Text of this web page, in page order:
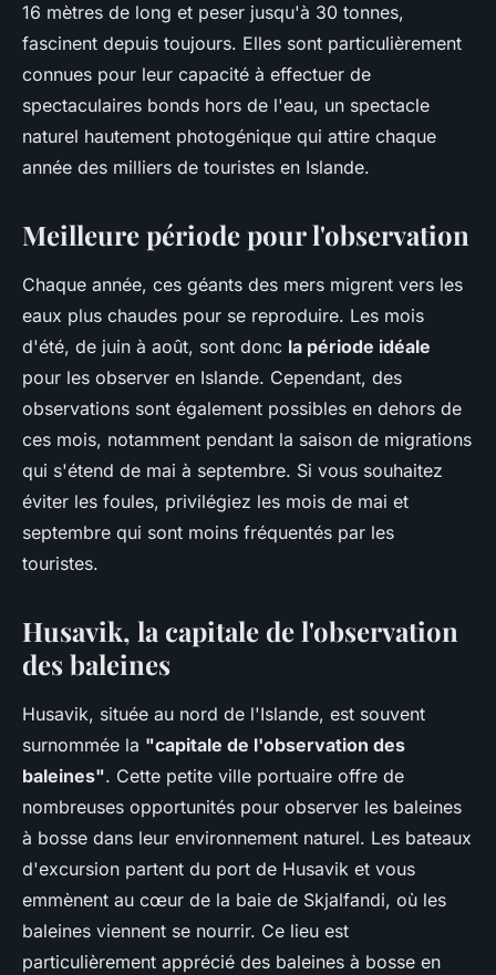
16 mètres de long et peser jusqu'à 30 tonnes,
fascinent depuis toujours. Elles sont particulièrement
connues pour leur capacité à effectuer de
spectaculaires bonds hors de l'eau, un spectacle
naturel hautement photogénique qui attire chaque
année des milliers de touristes en Islande.
Meilleure période pour l'observation
Chaque année, ces géants des mers migrent vers les
eaux plus chaudes pour se reproduire. Les mois
d'été, de juin à août, sont donc la période idéale
pour les observer en Islande. Cependant, des
observations sont également possibles en dehors de
ces mois, notamment pendant la saison de migrations
qui s'étend de mai à septembre. Si vous souhaitez
éviter les foules, privilégiez les mois de mai et
septembre qui sont moins fréquentés par les
touristes.
Husavik, la capitale de l'observation
des baleines
Husavik, située au nord de l'Islande, est souvent
surnommée la "capitale de l'observation des
baleines". Cette petite ville portuaire offre de
nombreuses opportunités pour observer les baleines
à bosse dans leur environnement naturel. Les bateaux
d'excursion partent du port de Husavik et vous
emmènent au cœur de la baie de Skjalfandi, où les
baleines viennent se nourrir. Ce lieu est
particulièrement apprécié des baleines à bosse en